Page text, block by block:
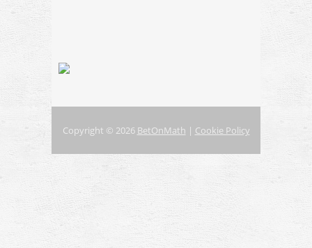
Copyright © 2026 BetOnMath | Cookie Policy